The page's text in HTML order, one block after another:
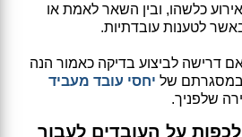
כלשהו, ובין השאר לאמת או
לטענות עובדתיות.
דרישה לביצוע בדיקה כאמור הנה
במסגרתם של יחסי עובד מעביד
שלפניך.
על העובדים לעבור